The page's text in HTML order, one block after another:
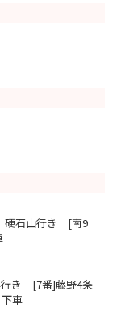
硬石山行き [南9
行き [7番]藤野4条
車